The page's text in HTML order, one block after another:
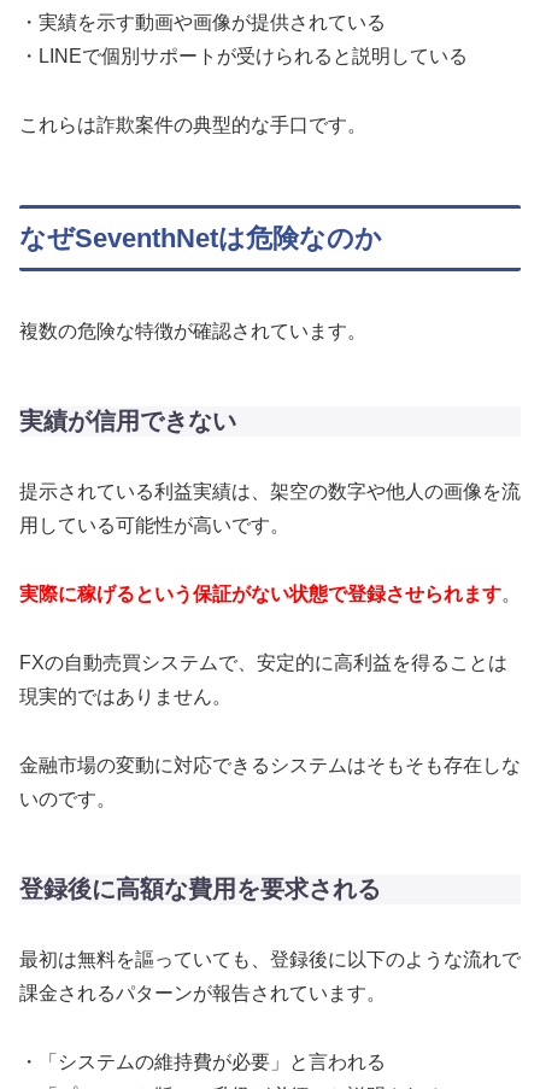
・実績を示す動画や画像が提供されている
・LINEで個別サポートが受けられると説明している
これらは詐欺案件の典型的な手口です。
なぜSeventhNetは危険なのか
複数の危険な特徴が確認されています。
実績が信用できない
提示されている利益実績は、架空の数字や他人の画像を流
用している可能性が高いです。
実際に稼げるという保証がない状態で登録させられます。
FXの自動売買システムで、安定的に高利益を得ることは
現実的ではありません。
金融市場の変動に対応できるシステムはそもそも存在しな
いのです。
登録後に高額な費用を要求される
最初は無料を謳っていても、登録後に以下のような流れで
課金されるパターンが報告されています。
・「システムの維持費が必要」と言われる